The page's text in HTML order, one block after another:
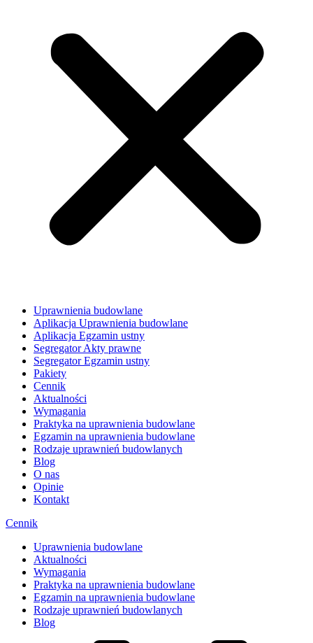
Uprawnienia budowlane
Aplikacja Uprawnienia budowlane
Aplikacja Egzamin ustny
Segregator Akty prawne
Segregator Egzamin ustny
Pakiety
Cennik
Aktualności
Wymagania
Praktyka na uprawnienia budowlane
Egzamin na uprawnienia budowlane
Rodzaje uprawnień budowlanych
Blog
O nas
Opinie
Kontakt
Cennik
Uprawnienia budowlane
Aktualności
Wymagania
Praktyka na uprawnienia budowlane
Egzamin na uprawnienia budowlane
Rodzaje uprawnień budowlanych
Blog